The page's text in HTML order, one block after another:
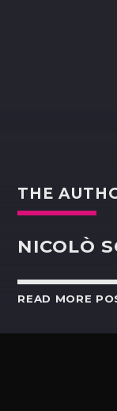
THE
NICOLÒ
READ MORE